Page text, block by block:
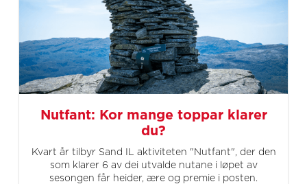
Nutfant: Kor mange toppar klarer
du?
Kvart år tilbyr Sand IL aktiviteten "Nutfant", der den
som klarer 6 av dei utvalde nutane i løpet av
sesongen får heider, ære og premie i posten.